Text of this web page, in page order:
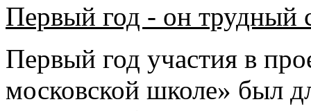
Первый год - он трудный
Первый год участия в
московской школе» был